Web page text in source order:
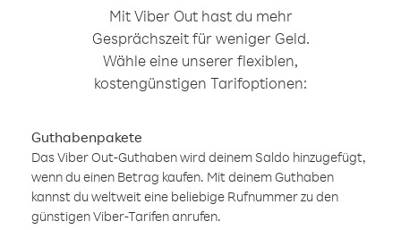
Mit Viber Out hast du mehr
Gesprächszeit für weniger Geld.
Wähle eine unserer flexiblen,
kostengünstigen Tarifoptionen:
Guthabenpakete
Das Viber Out-Guthaben wird deinem Saldo hinzugefügt,
wenn du einen Betrag kaufen. Mit deinem Guthaben
kannst du weltweit eine beliebige Rufnummer zu den
günstigen Viber-Tarifen anrufen.